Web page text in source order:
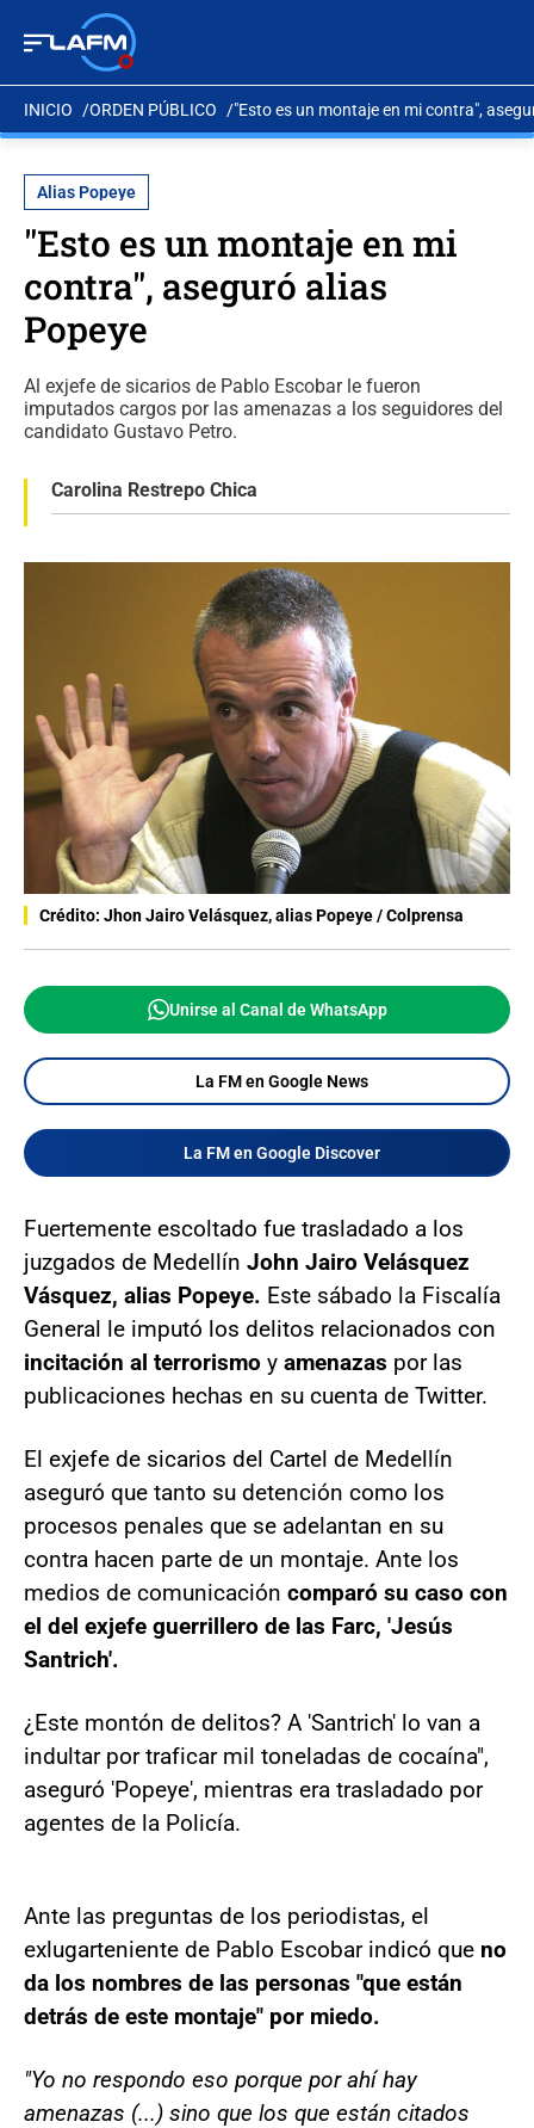
INICIO ORDEN PÚBLICO "Esto es un montaje en mi contra",
Alias Popeye
"Esto es un montaje en mi
contra", aseguró alias
Popeye
Al exjefe de sicarios de Pablo Escobar le fueron
imputados cargos por las amenazas a los seguidores del
candidato Gustavo Petro.
Carolina Restrepo Chica
Crédito: Jhon Jairo Velásquez, alias Popeye / Colprensa
Unirse al Canal de WhatsApp
La FM en Google News
La FM en Google Discover
Fuertemente escoltado fue trasladado a los
juzgados de Medellín John Jairo Velásquez
Vásquez, alias Popeye. Este sábado la Fiscalía
General le imputó los delitos relacionados con
incitación al terrorismo y amenazas por las
publicaciones hechas en su cuenta de Twitter.
El exjefe de sicarios del Cartel de Medellín
aseguró que tanto su detención como los
procesos penales que se adelantan en su
contra hacen parte de un montaje. Ante los
medios de comunicación comparó su caso con
el del exjefe guerrillero de las Farc, 'Jesús
Santrich'.
¿Este montón de delitos? A 'Santrich' lo van a
indultar por traficar mil toneladas de cocaína",
aseguró 'Popeye', mientras era trasladado por
agentes de la Policía.
Ante las preguntas de los periodistas, el
exlugarteniente de Pablo Escobar indicó que no
da los nombres de las personas "que están
detrás de este montaje" por miedo.
"Yo no respondo eso porque por ahí hay
amenazas (...) sino que los que están citados